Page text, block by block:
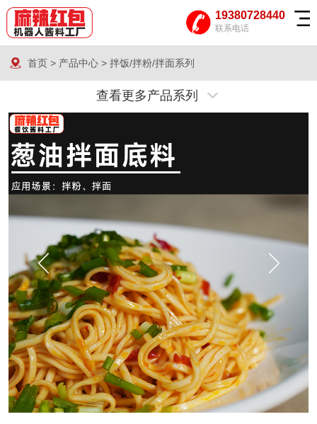
19380728440
联系电话
首页> 产品中心> 拌饭/拌粉/拌面系列
查看更多产品系列